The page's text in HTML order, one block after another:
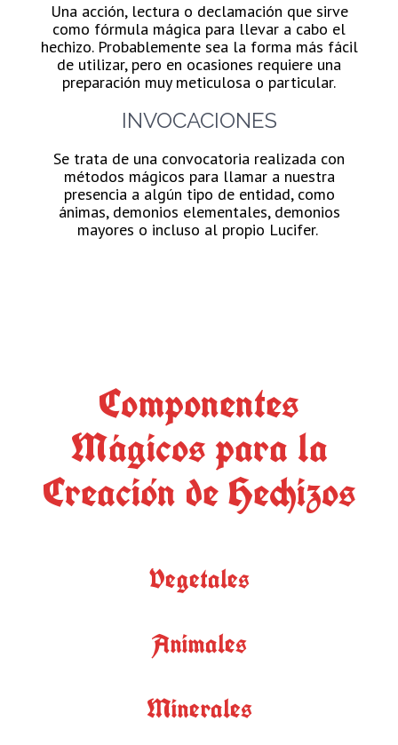
Una acción, lectura o declamación que sirve
como fórmula mágica para llevar a cabo el
hechizo. Probablemente sea la forma más fácil
de utilizar, pero en ocasiones requiere una
preparación muy meticulosa o particular.
INVOCACIONES
Se trata de una convocatoria realizada con
métodos mágicos para llamar a nuestra
presencia a algún tipo de entidad, como
ánimas, demonios elementales, demonios
mayores o incluso al propio Lucifer.
Componentes
Mágicos para la
Creación de Hechizos
Vegetales
Animales
Minerales